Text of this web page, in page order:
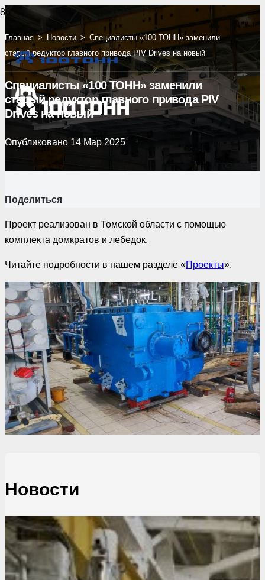
Главная > Новости > Специалисты «100 ТОНН» заменили
старый редуктор главного привода PIV Drives на новый
Специалисты «100 ТОНН» заменили
старый редуктор главного привода PIV
Drives на новый
Опубликовано 14 Мар 2025
Поделиться
Проект реализован в Томской области с помощью
комплекта домкратов и лебедок.
Читайте подробности в нашем разделе «Проекты».
Новости